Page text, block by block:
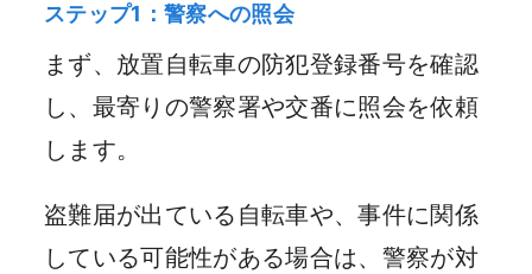
ステップ1：警察への照会
まず、放置自転車の防犯登録番号を確認
し、最寄りの警察署や交番に照会を依頼
します。
盗難届が出ている自転車や、事件に関係
している可能性がある場合は、警察が対